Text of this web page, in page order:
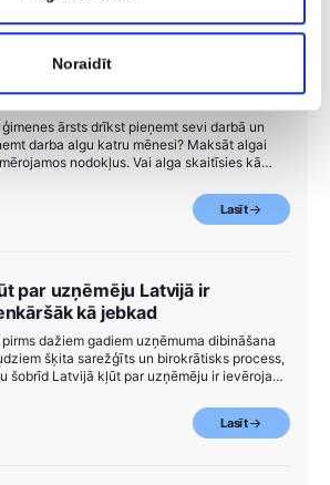
Noraidīt
pašnodarbinātai personai algot
ģimenes ārsts drīkst pieņemt sevi darbā un
darba algu katru mēnesi? Maksāt algai
nodokļus. Vai alga skaitīsies kā
valsts sociālās apdrošināšanas
Lasīt
par uzņēmēju Latvijā ir
kā jebkad
pirms dažiem gadiem uzņēmuma dibināšana
šķita sarežģīts un birokrātisks process,
šobrīd Latvijā kļūt par uzņēmēju ir ievērojami
Lasīt